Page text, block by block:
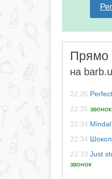
Прямо
на
22:35 Perfect
22:35 звонок
22:34 Mindal
22:34
22:33 Just
звонок